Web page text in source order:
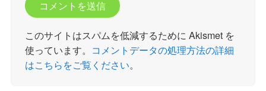
このサイトはスパムを低減するために Akismet を
使っています。 コメントデータの処理方法の詳細
はこちらをご覧ください。